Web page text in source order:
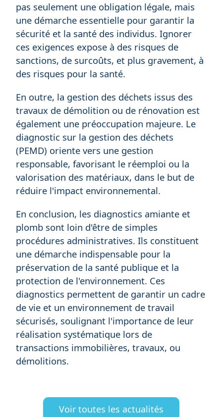
pas seulement une obligation légale, mais
une démarche essentielle pour garantir la
sécurité et la santé des individus. Ignorer
ces exigences expose à des risques de
sanctions, de surcoûts, et plus gravement, à
des risques pour la santé.
En outre, la gestion des déchets issus des
travaux de démolition ou de rénovation est
également une préoccupation majeure. Le
diagnostic sur la gestion des déchets
(PEMD) oriente vers une gestion
responsable, favorisant le réemploi ou la
valorisation des matériaux, dans le but de
réduire l'impact environnemental.
En conclusion, les diagnostics amiante et
plomb sont loin d'être de simples
procédures administratives. Ils constituent
une démarche indispensable pour la
préservation de la santé publique et la
protection de l'environnement. Ces
diagnostics permettent de garantir un cadre
de vie et un environnement de travail
sécurisés, soulignant l'importance de leur
réalisation systématique lors de
transactions immobilières, travaux, ou
démolitions.
Voir toutes les actualités